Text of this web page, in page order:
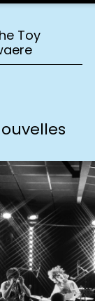
Toy